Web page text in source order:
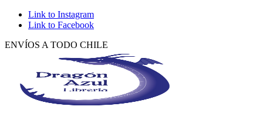
Link to Instagram
Link to Facebook
ENVÍOS A TODO CHILE